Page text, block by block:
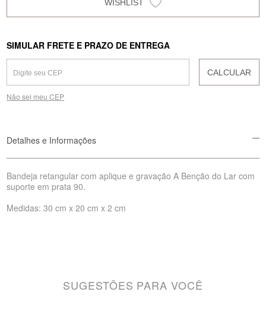
SIMULAR FRETE E PRAZO DE ENTREGA
CALCULAR
Não sei meu CEP
Detalhes e Informações
Bandeja retangular com aplique e gravação A Benção do Lar com
suporte em prata 90.
Medidas: 30 cm x 20 cm x 2 cm
SUGESTÕES PARA VOCÊ